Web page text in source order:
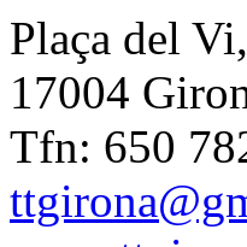
Plaça del
17004
Tfn: 650